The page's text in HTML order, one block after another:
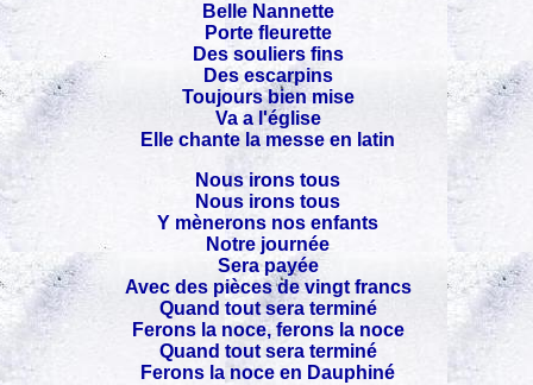
Belle Nannette
Porte fleurette
Des souliers fins
Des escarpins
Toujours bien mise
Va a l'église
Elle chante la messe en latin
Nous irons tous
Nous irons tous
Y mènerons nos enfants
Notre journée
Sera payée
Avec des pièces de vingt francs
Quand tout sera terminé
Ferons la noce, ferons la noce
Quand tout sera terminé
Ferons la noce en Dauphiné